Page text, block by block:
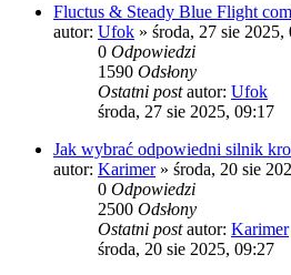
Fluctus & Steady Blue Flight
autor: Ufok » środa, 27 sie 2025,
0 Odpowiedzi
1590 Odsłony
Ostatni postautor: Ufok
środa, 27 sie 2025, 09:17
Jak wybrać odpowiedni silnik
autor: Karimer» środa, 20 sie
0 Odpowiedzi
2500 Odsłony
Ostatni postautor: Karimer
środa, 20 sie 2025, 09:27